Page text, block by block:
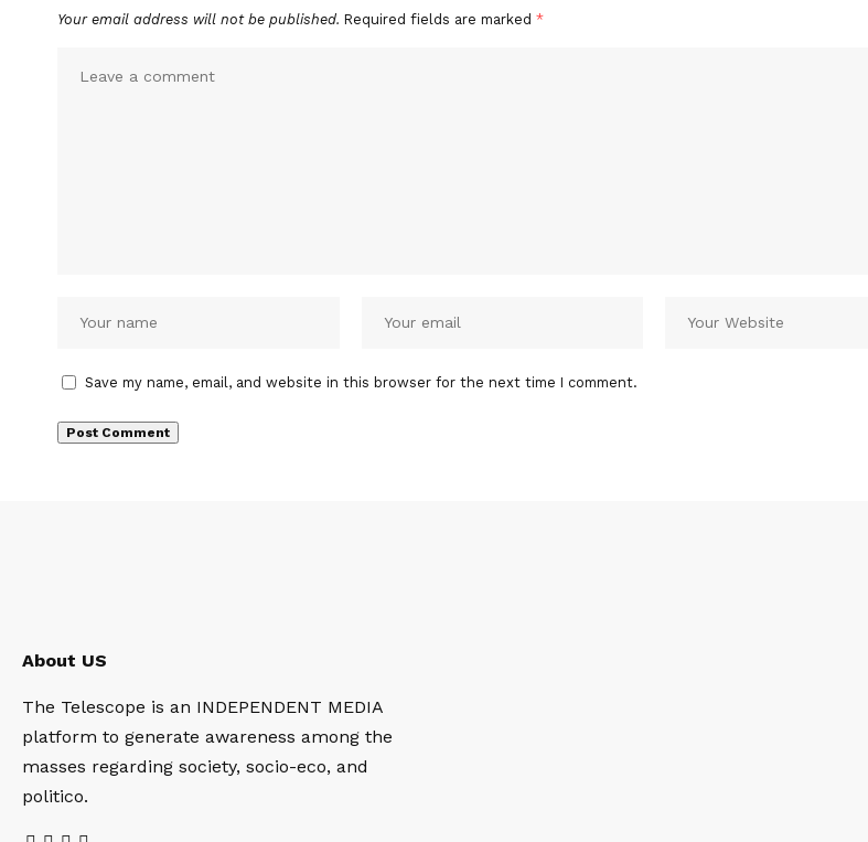
Your email address will not be published. Required fields are marked *
Save my name, email, and website in this browser for the next time I comment.
About US
The Telescope is an INDEPENDENT MEDIA
platform to generate awareness among the
masses regarding society, socio-eco, and
politico.